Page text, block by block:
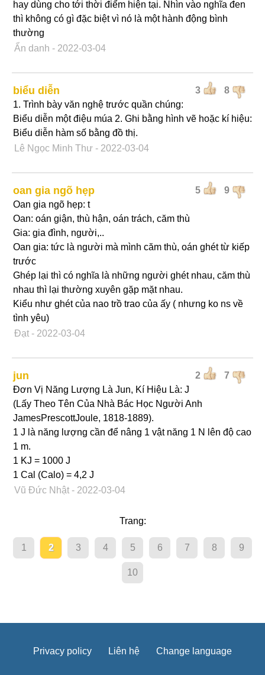
hay dùng cho tới thời điểm hiện tại. Nhìn vào nghĩa đen
thì không có gì đặc biệt vì nó là một hành động bình
thường
Ẩn danh - 2022-03-04
3 8
biểu diễn
1. Trình bày văn nghệ trước quần chúng:
Biểu diễn một điệu múa 2. Ghi bằng hình vẽ hoặc kí hiệu:
Biểu diễn hàm số bằng đồ thị.
Lê Ngọc Minh Thư - 2022-03-04
5 9
oan gia ngõ hẹp
Oan gia ngõ hẹp: t
Oan: oán giận, thù hận, oán trách, căm thù
Gia: gia đình, người,..
Oan gia: tức là người mà mình căm thù, oán ghét từ kiếp
trước
Ghép lại thì có nghĩa là những người ghét nhau, căm thù
nhau thì lại thường xuyên gặp mặt nhau.
Kiểu như ghét của nao trồ trao của ấy ( nhưng ko ns về
tình yêu)
Đạt - 2022-03-04
2 7
jun
Đơn Vị Năng Lượng Là Jun, Kí Hiệu Là: J
(Lấy Theo Tên Của Nhà Bác Học Người Anh
JamesPrescottJoule, 1818-1889).
1 J là năng lượng cần để nâng 1 vật năng 1 N lên độ cao
1 m.
1 KJ = 1000 J
1 Cal (Calo) = 4,2 J
Vũ Đức Nhật - 2022-03-04
Trang:
1 2 3 4 5 6 7 8 9
10
Privacy policy Liên hệ Change language